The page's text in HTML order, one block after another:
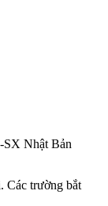
SX Nhật Bản
Các trường bắt